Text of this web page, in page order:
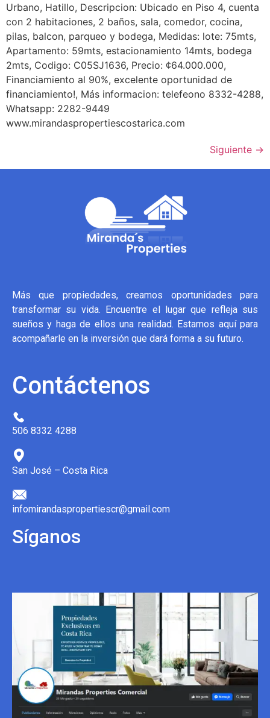
Urbano, Hatillo, Descripcion: Ubicado en Piso 4, cuenta
con 2 habitaciones, 2 baños, sala, comedor, cocina,
pilas, balcon, parqueo y bodega, Medidas: lote: 75mts,
Apartamento: 59mts, estacionamiento 14mts, bodega
2mts, Codigo: C05SJ1636, Precio: ¢64.000.000,
Financiamiento al 90%, excelente oportunidad de
financiamiento!, Más informacion: telefeono 8332-4288,
Whatsapp: 2282-9449
www.mirandaspropertiescostarica.com
Siguiente →
Más que propiedades, creamos oportunidades para
transformar su vida. Encuentre el lugar que refleja sus
sueños y haga de ellos una realidad. Estamos aquí para
acompañarle en la inversión que dará forma a su futuro.
Contáctenos
506 8332 4288
San José – Costa Rica
infomirandaspropertiescr@gmail.com
Síganos